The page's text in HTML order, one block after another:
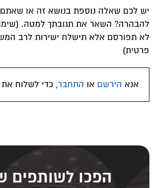
יש לכם שאלה נוספת בנושא זה או שאתם
להבהרה? השאר את תגובתך למטה.
לא תפורסם אלא תישלח ישירות לרב
פרטית)
אנא הירשם או התחבר, כדי לשלוח את
הפכו לשותפים